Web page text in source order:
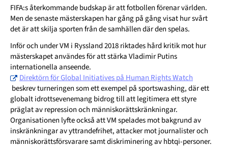
FIFA:s återkommande budskap är att fotbollen förenar världen.
Men de senaste mästerskapen har gång på gång visat hur svårt
det är att skilja sporten från de samhällen där den spelas.
Inför och under VM i Ryssland 2018 riktades hård kritik mot hur
mästerskapet användes för att stärka Vladimir Putins
internationella anseende.
Direktörn för Global Initiatives på Human Rights Watch
beskrev turneringen som ett exempel på sportswashing, där ett
globalt idrottsevenemang bidrog till att legitimera ett styre
präglat av repression och människorättskränkningar.
Organisationen lyfte också att VM spelades mot bakgrund av
inskränkningar av yttrandefrihet, attacker mot journalister och
människorättsförsvarare samt diskriminering av hbtqi-personer.